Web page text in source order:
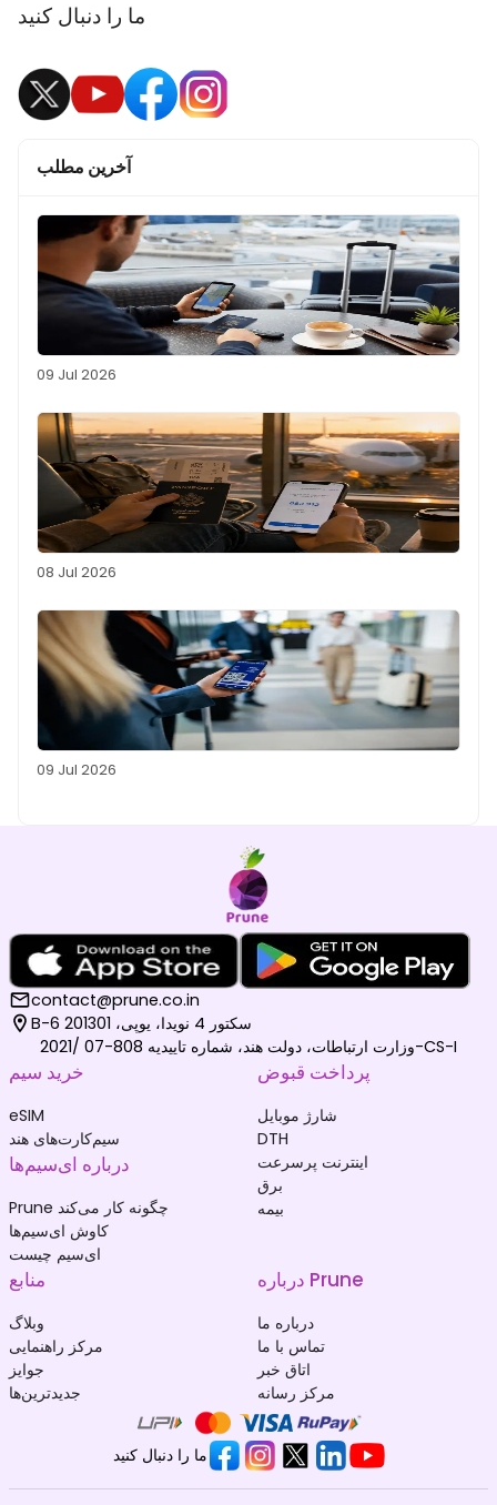
ما را دنبال کنید
آخرین مطلب
09 Jul 2026
08 Jul 2026
09 Jul 2026
contact@prune.co.in
B-6 سکتور 4 نویدا، یوپی، 201301
وزارت ارتباطات، دولت هند، شماره تاییدیه 808-07 /2021-CS-I
خرید سیم
eSIM
سیم‌کارت‌های هند
درباره ای‌سیم‌ها
Prune چگونه کار می‌کند
کاوش ای‌سیم‌ها
ای‌سیم چیست
پرداخت قبوض
شارژ موبایل
DTH
اینترنت پرسرعت
برق
بیمه
منابع
وبلاگ
مرکز راهنمایی
جوایز
جدیدترین‌ها
درباره Prune
درباره ما
تماس با ما
اتاق خبر
مرکز رسانه
ما را دنبال کنید